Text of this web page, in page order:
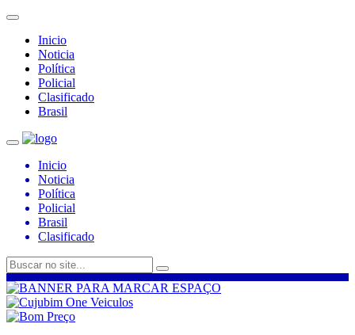
Inicio
Noticia
Política
Policial
Clasificado
Brasil
Inicio
Noticia
Política
Policial
Brasil
Clasificado